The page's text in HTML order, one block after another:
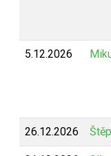
5.12.2026
26.12.2026